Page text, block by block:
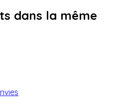
dans la même